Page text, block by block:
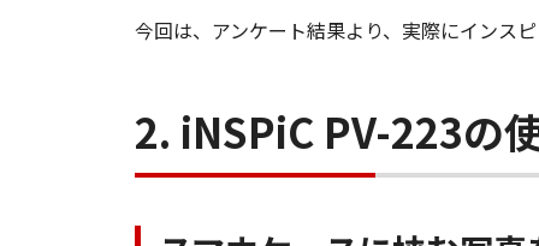
今回は、アンケート結果より、実際にインス
2. iNSPiC PV-223の